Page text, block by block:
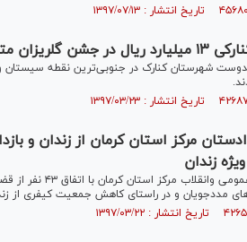
گلریزان متعهد شدند
زندان
دادستان
مددجویان و در راستای کاهش جمعیت کیفری از